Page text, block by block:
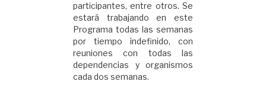
participantes, entre otros. Se
estará trabajando en este
Programa todas las semanas
por tiempo indefinido, con
reuniones con todas las
dependencias y organismos
cada dos semanas.